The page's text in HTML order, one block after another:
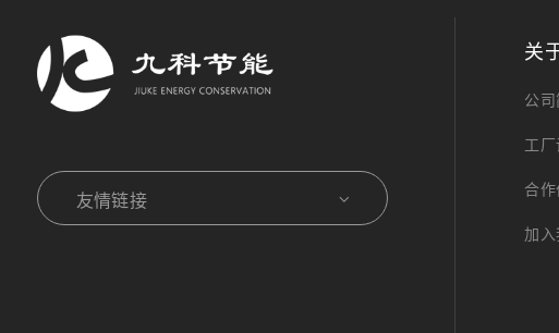
友情链接
关
公
工
合
加入